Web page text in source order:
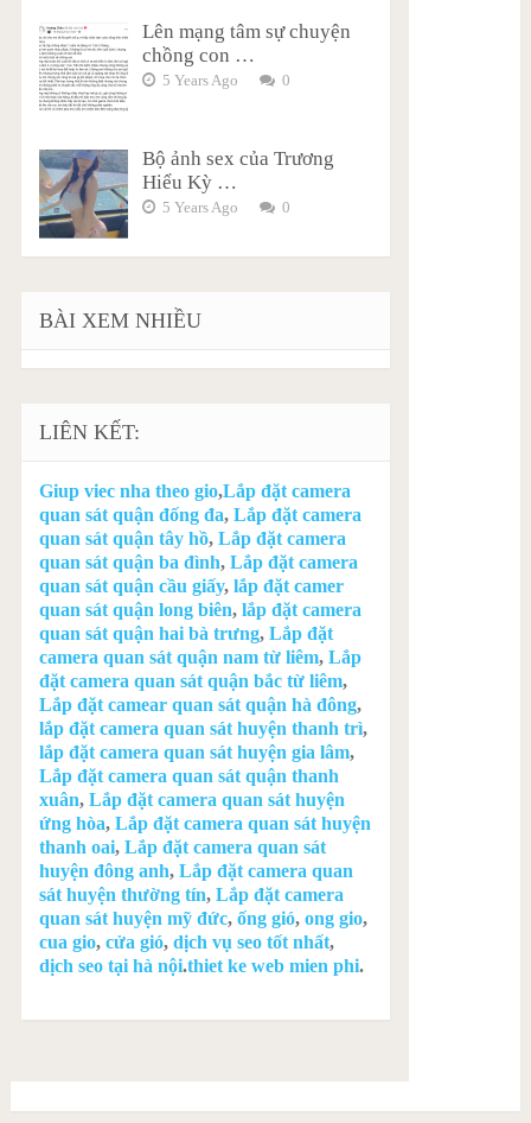
Lên mạng tâm sự chuyện
chồng con …
5 Years Ago 0
Bộ ảnh sex của Trương
Hiểu Kỳ …
5 Years Ago 0
BÀI XEM NHIỀU
LIÊN KẾT:
Giup viec nha theo gio,Lắp đặt camera
quan sát quận đống đa, Lắp đặt camera
quan sát quận tây hồ, Lắp đặt camera
quan sát quận ba đình, Lắp đặt camera
quan sát quận cầu giấy, lắp đặt camer
quan sát quận long biên, lắp đặt camera
quan sát quận hai bà trưng, Lắp đặt
camera quan sát quận nam từ liêm, Lắp
đặt camera quan sát quận bắc từ liêm,
Lắp đặt camear quan sát quận hà đông,
lắp đặt camera quan sát huyện thanh trì,
lắp đặt camera quan sát huyện gia lâm,
Lắp đặt camera quan sát quận thanh
xuân, Lắp đặt camera quan sát huyện
ứng hòa, Lắp đặt camera quan sát huyện
thanh oai, Lắp đặt camera quan sát
huyện đông anh, Lắp đặt camera quan
sát huyện thường tín, Lắp đặt camera
quan sát huyện mỹ đức, ống gió, ong gio,
cua gio, cửa gió, dịch vụ seo tốt nhất,
dịch seo tại hà nội.thiet ke web mien phi.